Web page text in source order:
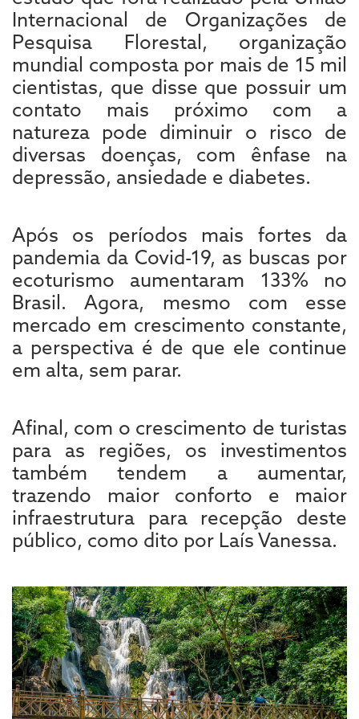
Internacional de Organizações de
Pesquisa Florestal, organização
mundial composta por mais de 15 mil
cientistas, que disse que possuir um
contato mais próximo com a
natureza pode diminuir o risco de
diversas doenças, com ênfase na
depressão, ansiedade e diabetes.
Após os períodos mais fortes da
pandemia da Covid-19, as buscas por
ecoturismo aumentaram 133% no
Brasil. Agora, mesmo com esse
mercado em crescimento constante,
a perspectiva é de que ele continue
em alta, sem parar.
Afinal, com o crescimento de turistas
para as regiões, os investimentos
também tendem a aumentar,
trazendo maior conforto e maior
infraestrutura para recepção deste
público, como dito por Laís Vanessa.